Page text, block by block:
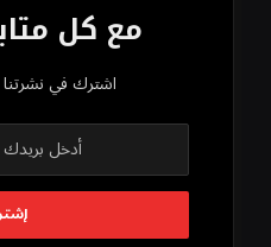
مع كل
اشترك في نشرتنا